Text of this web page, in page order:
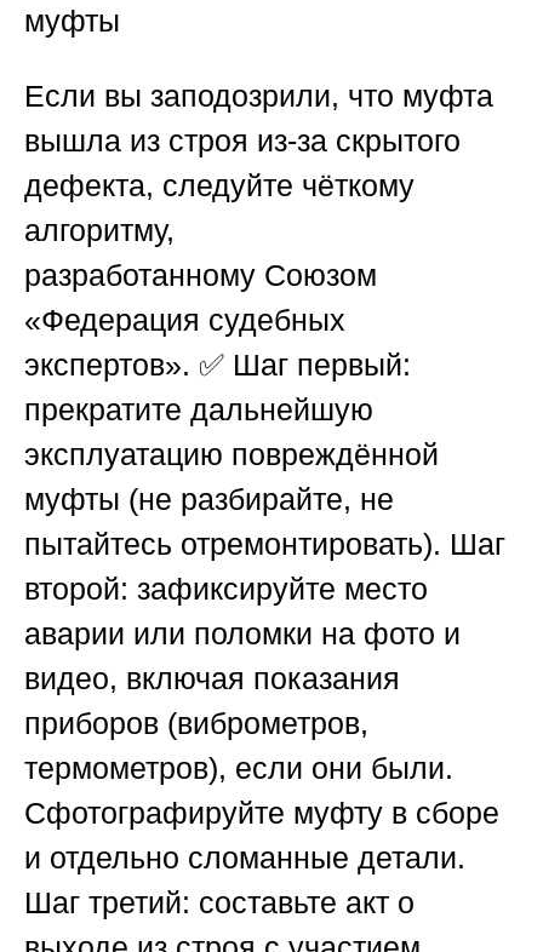
муфты
Если вы заподозрили, что муфта
вышла из строя из-за скрытого
дефекта, следуйте чёткому
алгоритму,
разработанному Союзом
«Федерация судебных
экспертов». ✅ Шаг первый:
прекратите дальнейшую
эксплуатацию повреждённой
муфты (не разбирайте, не
пытайтесь отремонтировать). Шаг
второй: зафиксируйте место
аварии или поломки на фото и
видео, включая показания
приборов (виброметров,
термометров), если они были.
Сфотографируйте муфту в сборе
и отдельно сломанные детали.
Шаг третий: составьте акт о